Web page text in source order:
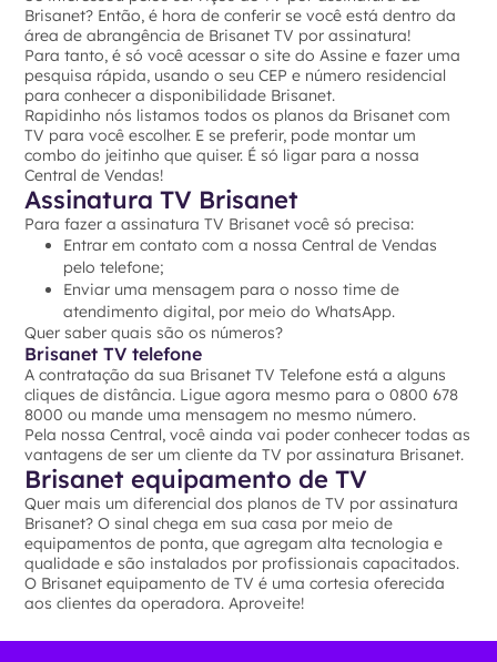
Brisanet? Então, é hora de conferir se você está dentro da
área de abrangência de Brisanet TV por assinatura!
Para tanto, é só você acessar o site do Assine e fazer uma
pesquisa rápida, usando o seu CEP e número residencial
para conhecer a disponibilidade Brisanet.
Rapidinho nós listamos todos os planos da Brisanet com
TV para você escolher. E se preferir, pode montar um
combo do jeitinho que quiser. É só ligar para a nossa
Central de Vendas!
Assinatura TV Brisanet
Para fazer a assinatura TV Brisanet você só precisa:
Entrar em contato com a nossa Central de Vendas
pelo telefone;
Enviar uma mensagem para o nosso time de
atendimento digital, por meio do WhatsApp.
Quer saber quais são os números?
Brisanet TV telefone
A contratação da sua Brisanet TV Telefone está a alguns
cliques de distância. Ligue agora mesmo para o 0800 678
8000 ou mande uma mensagem no mesmo número.
Pela nossa Central, você ainda vai poder conhecer todas as
vantagens de ser um cliente da TV por assinatura Brisanet.
Brisanet equipamento de TV
Quer mais um diferencial dos planos de TV por assinatura
Brisanet? O sinal chega em sua casa por meio de
equipamentos de ponta, que agregam alta tecnologia e
qualidade e são instalados por profissionais capacitados.
O Brisanet equipamento de TV é uma cortesia oferecida
aos clientes da operadora. Aproveite!